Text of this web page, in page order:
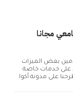
مجانا
بعض الميزات
على خدمات خاصة
على مدونة أكوا